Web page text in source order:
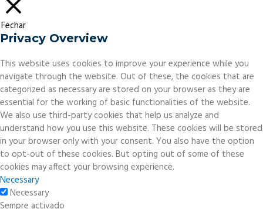
Fechar
Privacy Overview
This website uses cookies to improve your experience while you
navigate through the website. Out of these, the cookies that are
categorized as necessary are stored on your browser as they are
essential for the working of basic functionalities of the website.
We also use third-party cookies that help us analyze and
understand how you use this website. These cookies will be stored
in your browser only with your consent. You also have the option
to opt-out of these cookies. But opting out of some of these
cookies may affect your browsing experience.
Necessary
Necessary
Sempre activado